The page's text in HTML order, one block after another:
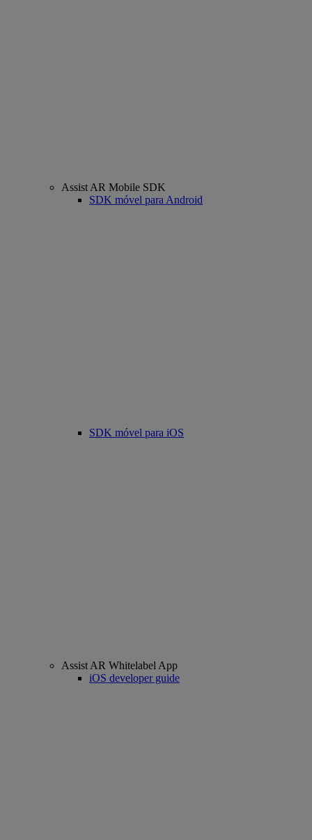
Assist AR Mobile SDK
SDK móvel para Android
SDK móvel para iOS
Assist AR Whitelabel App
iOS developer guide